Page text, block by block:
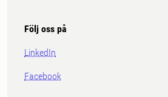
Följ oss på
LinkedIn
Facebook